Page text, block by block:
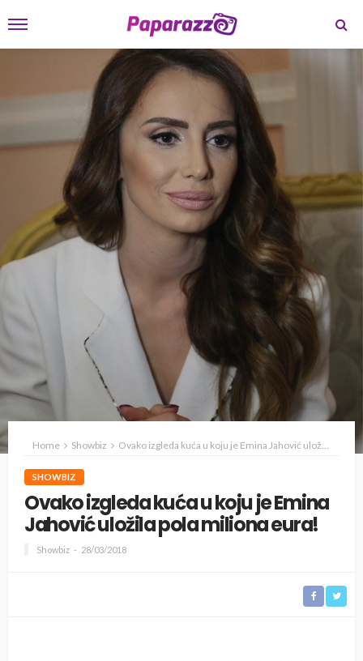
Home Showbiz Ovako izgleda kuća u koju je Emina Jahović uložila pola miliona eura!
SHOWBIZ
Ovako izgleda kuća u koju je Emina
Jahović uložila pola miliona eura!
Showbiz 28/03/2018